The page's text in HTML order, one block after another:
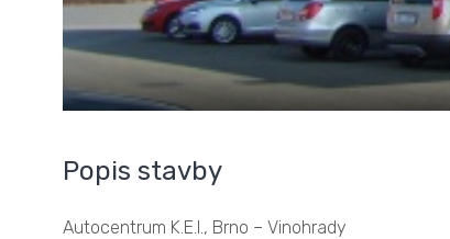
Popis stavby
Autocentrum K.E.I., Brno – Vinohrady